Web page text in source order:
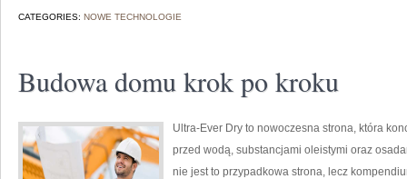
CATEGORIES: NOWE TECHNOLOGIE
Budowa domu krok po kroku
Ultra-Ever Dry to nowoczesna strona, która
przed wodą, substancjami oleistymi oraz
nie jest to przypadkowa strona, lecz